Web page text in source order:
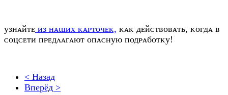
узнᴀйᴛᴇ из нᴀɯих ᴋᴀᴩᴛочᴇᴋ, ᴋᴀᴋ дᴇйᴄᴛʙоʙᴀᴛь, ᴋоᴦдᴀ ʙ
ᴄоцᴄᴇᴛи ᴨᴩᴇдᴧᴀᴦᴀюᴛ оᴨᴀᴄную ᴨодᴩᴀбоᴛᴋу!
< Назад
Вперёд >